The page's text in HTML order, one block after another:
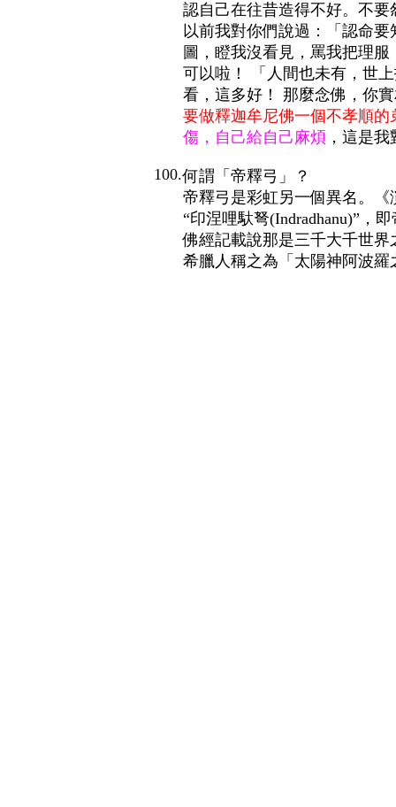
認自己在往昔造得不好。不
以前我對你們說過：「認命
圖，瞪我沒看見，罵我把理
可以啦！ 「人間也未有，世
看，這多好！ 那麼念佛，你
要做釋迦牟尼佛一個不孝順的
傷，自己給自己麻煩 ，這是
100.何謂「帝釋弓」？
帝釋弓是彩虹另一個異名。
“印涅哩馱弩(Indradhanu)”，
佛經記載說那是三千大千世界
希臘人稱之為「太陽神阿波